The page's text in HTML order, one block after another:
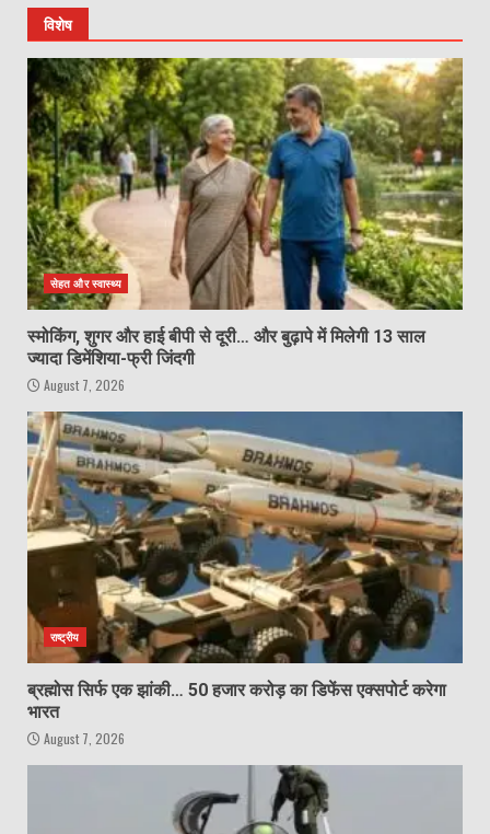
विशेष
सेहत और स्वास्थ्य
स्मोकिंग, शुगर और हाई बीपी से दूरी… और बुढ़ापे में मिलेगी 13 साल
ज्यादा डिमेंशिया-फ्री जिंदगी
August 7, 2026
राष्ट्रीय
ब्रह्मोस सिर्फ एक झांकी… 50 हजार करोड़ का डिफेंस एक्सपोर्ट करेगा
भारत
August 7, 2026